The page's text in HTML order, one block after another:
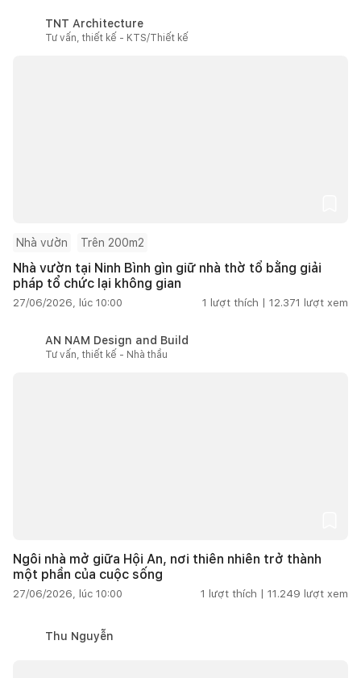
TNT Architecture
Tư vấn, thiết kế - KTS/Thiết kế
Nhà vườn Trên 200m2
Nhà vườn tại Ninh Bình gìn giữ nhà thờ tổ bằng giải
pháp tổ chức lại không gian
27/06/2026, lúc 10:00 1 lượt thích | 12.371 lượt xem
AN NAM Design and Build
Tư vấn, thiết kế - Nhà thầu
Ngôi nhà mở giữa Hội An, nơi thiên nhiên trở thành
một phần của cuộc sống
27/06/2026, lúc 10:00 1 lượt thích | 11.249 lượt xem
Thu Nguyễn